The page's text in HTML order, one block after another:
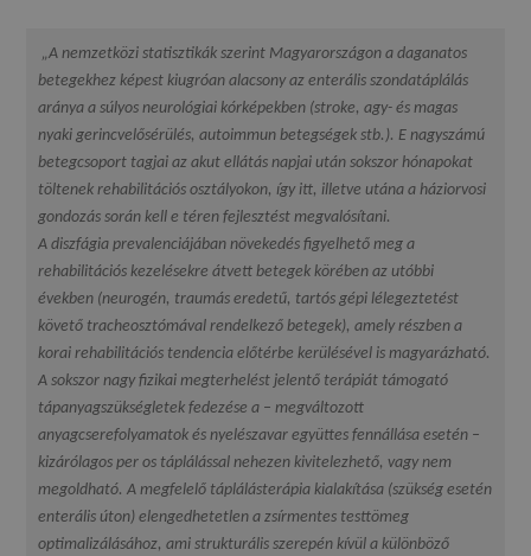
„A nemzetközi statisztikák szerint Magyarországon a daganatos
betegekhez képest kiugróan alacsony az enterális szondatáplálás
aránya a súlyos neurológiai kórképekben (stroke, agy- és magas
nyaki gerincvelősérülés, autoimmun betegségek stb.). E nagyszámú
betegcsoport tagjai az akut ellátás napjai után sokszor hónapokat
töltenek rehabilitációs osztályokon, így itt, illetve utána a háziorvosi
gondozás során kell e téren fejlesztést megvalósítani.
A diszfágia prevalenciájában növekedés figyelhető meg a
rehabilitációs kezelésekre átvett betegek körében az utóbbi
években (neurogén, traumás eredetű, tartós gépi lélegeztetést
követő tracheosztómával rendelkező betegek), amely részben a
korai rehabilitációs tendencia előtérbe kerülésével is magyarázható.
A sokszor nagy fizikai megterhelést jelentő terápiát támogató
tápanyagszükségletek fedezése a – megváltozott
anyagcserefolyamatok és nyelészavar együttes fennállása esetén –
kizárólagos per os táplálással nehezen kivitelezhető, vagy nem
megoldható. A megfelelő táplálásterápia kialakítása (szükség esetén
enterális úton) elengedhetetlen a zsírmentes testtömeg
optimalizálásához, ami strukturális szerepén kívül a különböző